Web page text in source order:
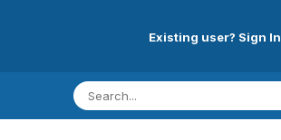
Existing user? Sign In